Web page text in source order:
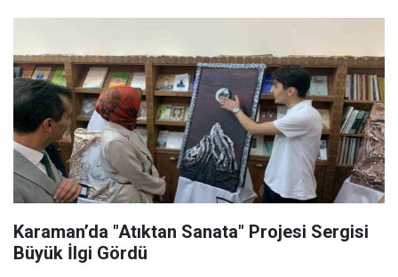
Karaman’da "Atıktan Sanata" Projesi Sergisi
Büyük İlgi Gördü